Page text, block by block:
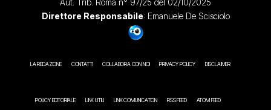
Direttore Responsabile: Emanuele De Scisciolo
LA REDAZIONE CONTATTI COLLABORA CON NOI PRIVACY POLICY DISCLAIMER
POLICY EDITORIALE LINK UTILI LINK COMUNICATION RSS FEED ATOM FEED